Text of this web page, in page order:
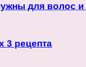
для волос и
3 рецепта